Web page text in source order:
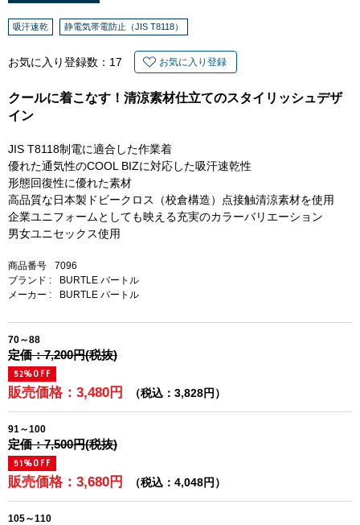
吸汗速乾 静電気帯電防止（JIS T8118）
お気に入り登録数： 17 お気に入り登録
クールに着こなす！清涼素材仕立てのスタイリッシュデザ
イン
JIS T8118制電に適合した作業着
優れた通気性のCOOL BIZに対応した吸汗速乾性
形態回復性に優れた素材
高品質な日本製ドビークロス（校倉構造）点接触清涼素材を使用
企業ユニフォームとしても映える充実のカラーバリエーション
男女ユニセックス使用
商品番号
7096
ブランド :
BURTLE バートル
メーカー :
BURTLE バートル
70～88
定価：7,200円(税抜)
52%OFF
販売価格：3,480円 （税込：3,828円）
91～100
定価：7,500円(税抜)
51%OFF
販売価格：3,680円 （税込：4,048円）
105～110